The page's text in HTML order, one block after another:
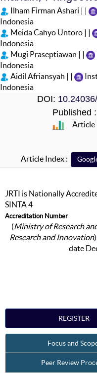
Ilham Firman Ashari | |
Indonesia
Meida Cahyo Untoro | |
Indonesia
Mugi Praseptiawan | |
Indonesia
Aidil Afriansyah | |
Indonesia
DOI:
Published
Article
Article Index :
JRTI is Nationally
SINTA 4
Accreditation Number
(Ministry of Research
Research and Innovation
date
REGISTER
Focus and
Peer Review